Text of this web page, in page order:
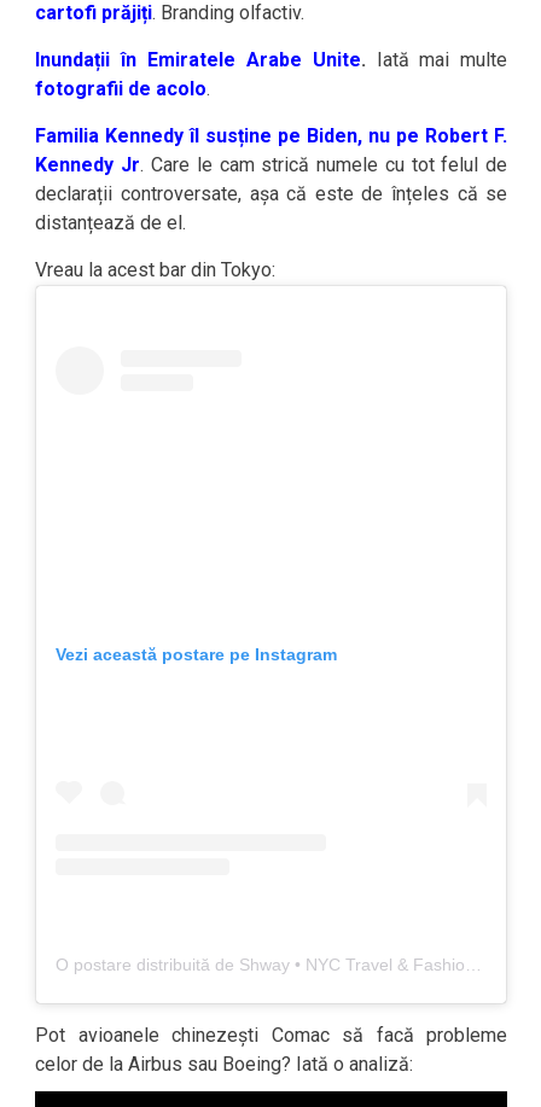
cartofi prăjiți. Branding olfactiv.
Inundații în Emiratele Arabe Unite. Iată mai multe
fotografii de acolo.
Familia Kennedy îl susține pe Biden, nu pe Robert F.
Kennedy Jr. Care le cam strică numele cu tot felul de
declarații controversate, așa că este de înțeles că se
distanțează de el.
Vreau la acest bar din Tokyo:
Vezi această postare pe Instagram
O postare distribuită de Shway • NYC Travel & Fashion (@croissantsandcaviar)
Pot avioanele chinezești Comac să facă probleme
celor de la Airbus sau Boeing? Iată o analiză: